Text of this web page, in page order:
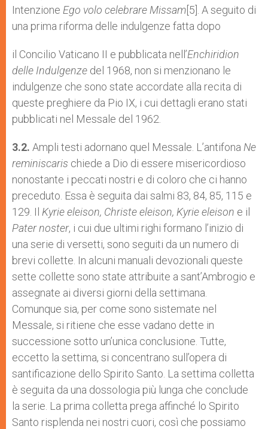
Intenzione Ego volo celebrare Missam [5]. A seguito di
una prima riforma delle indulgenze fatta dopo
il Concilio Vaticano II e pubblicata nell’Enchiridion
delle Indulgenze del 1968, non si menzionano le
indulgenze che sono state accordate alla recita di
queste preghiere da Pio IX, i cui dettagli erano stati
pubblicati nel Messale del 1962.
3.2. Ampli testi adornano quel Messale. L’antifona Ne
reminiscaris chiede a Dio di essere misericordioso
nonostante i peccati nostri e di coloro che ci hanno
preceduto. Essa è seguita dai salmi 83, 84, 85, 115 e
129. Il Kyrie eleison, Christe eleison, Kyrie eleison e il
Pater noster, i cui due ultimi righi formano l’inizio di
una serie di versetti, sono seguiti da un numero di
brevi collette. In alcuni manuali devozionali queste
sette collette sono state attribuite a sant’Ambrogio e
assegnate ai diversi giorni della settimana.
Comunque sia, per come sono sistemate nel
Messale, si ritiene che esse vadano dette in
successione sotto un’unica conclusione. Tutte,
eccetto la settima, si concentrano sull’opera di
santificazione dello Spirito Santo. La settima colletta
è seguita da una dossologia più lunga che conclude
la serie. La prima colletta prega affinché lo Spirito
Santo risplenda nei nostri cuori, così che possiamo